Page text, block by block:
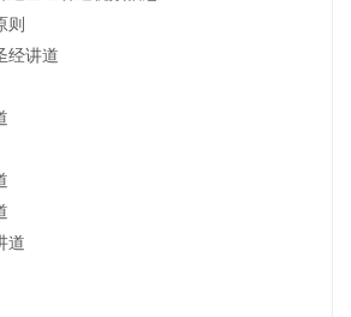
则
经讲道
道